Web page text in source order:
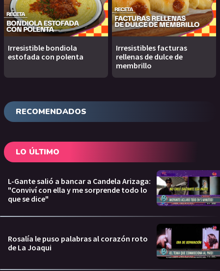
Irresistible bondiola
estofada con polenta
Irresistibles facturas
rellenas de dulce de
membrillo
RECOMENDADOS
LO ÚLTIMO
L-Gante salió a bancar a Candela Arizaga:
"Conviví con ella y me sorprende todo lo
que se dice"
Rosalía le puso palabras al corazón roto
de La Joaqui